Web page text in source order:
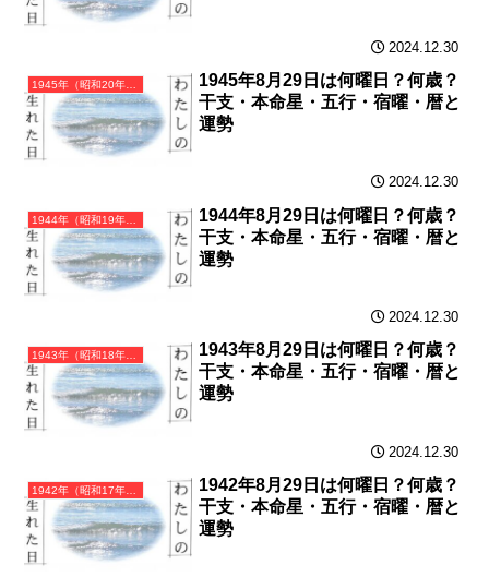
2024.12.30
1945年（昭和20年）乙酉（きのととり）・酉年（とり年）カレンダー（月曜はじまり）
1945年8月29日は何曜日？何歳？
干支・本命星・五行・宿曜・暦と
運勢
2024.12.30
1944年（昭和19年）甲申（きのえさる）・申年（さる年）カレンダー（月曜はじまり）
1944年8月29日は何曜日？何歳？
干支・本命星・五行・宿曜・暦と
運勢
2024.12.30
1943年（昭和18年）癸未（みずのとひつじ）・未年（ひつじ年）カレンダー（月曜はじまり）
1943年8月29日は何曜日？何歳？
干支・本命星・五行・宿曜・暦と
運勢
2024.12.30
1942年（昭和17年）壬午（みずのえうま）・午年（うま年）カレンダー（月曜はじまり）
1942年8月29日は何曜日？何歳？
干支・本命星・五行・宿曜・暦と
運勢